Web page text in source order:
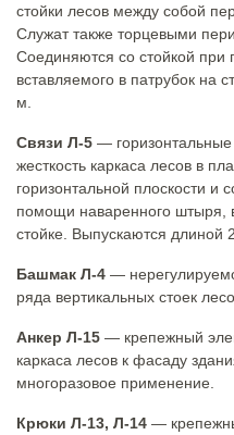
стойки лесов между собой
Служат также торцевыми
Соединяются со стойкой
вставляемого в патрубок на
м.
Связи Л-5 —
жесткость каркаса лесов в
горизонтальной плоскости и
помощи наваренного штыря,
стойке. Выпускаются длиной
Башмак Л-4 —
ряда вертикальных стоек
Анкер Л-15 — крепежный
каркаса лесов к фасаду
многоразовое применение.
Крюки Л-13, Л-14 —